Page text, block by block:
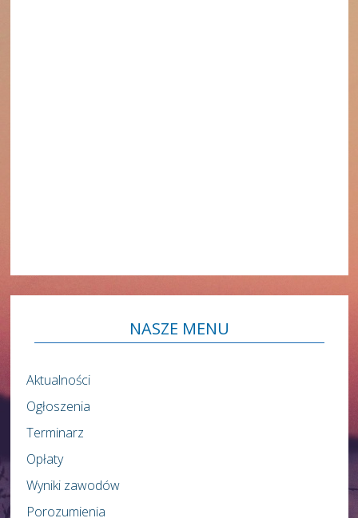
NASZE MENU
Aktualności
Ogłoszenia
Terminarz
Opłaty
Wyniki zawodów
Porozumienia